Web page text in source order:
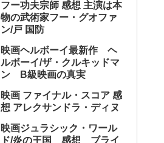
フー功夫宗師 感想 主演は本
物の武術家フー・グオファ
ン/戸 国防
映画ヘルボーイ最新作 ヘ
ルボーイ/ザ・クルキッドマ
ン B級映画の真実
映画 ファイナル・スコア 感
想 アレクサンドラ・ディヌ
映画ジュラシック・ワール
ド/炎の王国 感想 ブライ